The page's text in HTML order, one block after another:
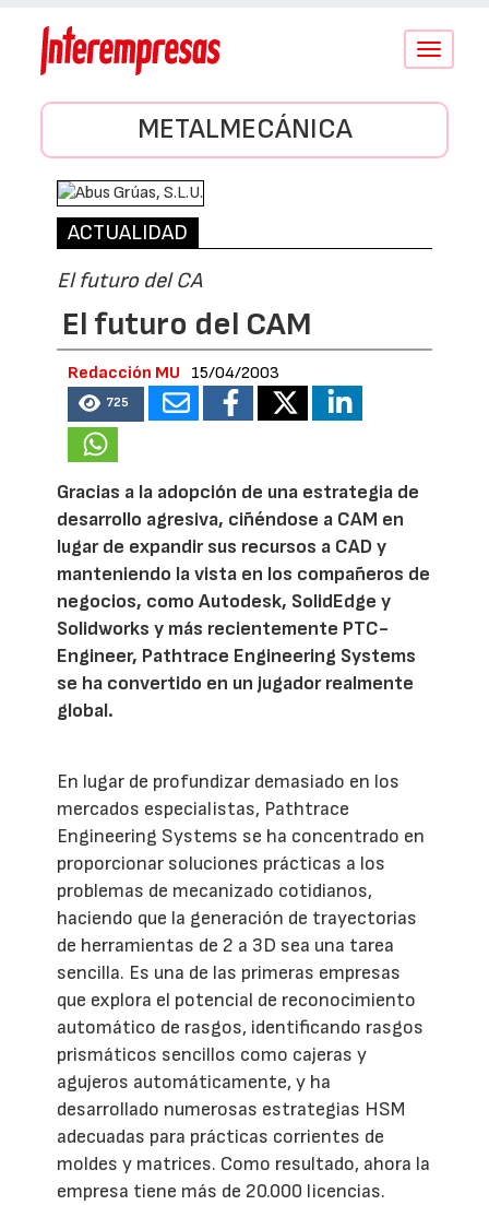
Conmutar
METALMECÁNICA
ACTUALIDAD
El futuro del CA
El futuro del CAM
Redacción MU 15/04/2003
725
Gracias a la adopción de una estrategia de
desarrollo agresiva, ciñéndose a CAM en
lugar de expandir sus recursos a CAD y
manteniendo la vista en los compañeros de
negocios, como Autodesk, SolidEdge y
Solidworks y más recientemente PTC-
Engineer, Pathtrace Engineering Systems
se ha convertido en un jugador realmente
global.
En lugar de profundizar demasiado en los
mercados especialistas, Pathtrace
Engineering Systems se ha concentrado en
proporcionar soluciones prácticas a los
problemas de mecanizado cotidianos,
haciendo que la generación de trayectorias
de herramientas de 2 a 3D sea una tarea
sencilla. Es una de las primeras empresas
que explora el potencial de reconocimiento
automático de rasgos, identificando rasgos
prismáticos sencillos como cajeras y
agujeros automáticamente, y ha
desarrollado numerosas estrategias HSM
adecuadas para prácticas corrientes de
moldes y matrices. Como resultado, ahora la
empresa tiene más de 20.000 licencias.